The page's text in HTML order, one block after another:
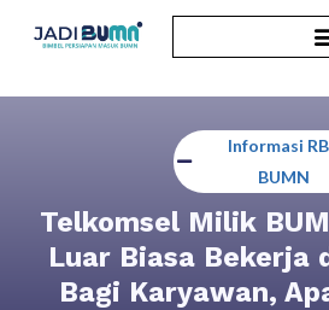
Informasi
BUMN
Telkomsel Milik
Luar Biasa Bekerja
Bagi Karyawan,